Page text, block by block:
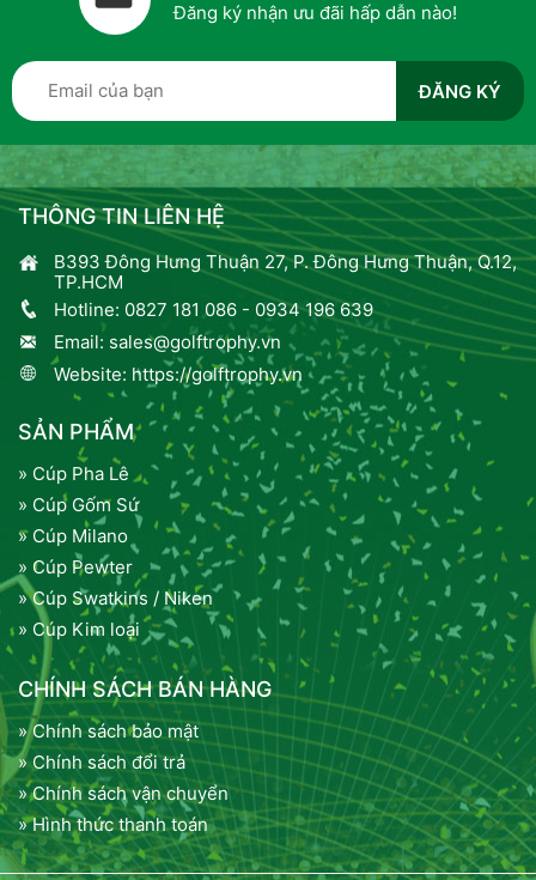
Đăng ký nhận ưu đãi hấp dẫn nào!
THÔNG TIN LIÊN HỆ
B393 Đông Hưng Thuận 27, P. Đông Hưng Thuận, Q.12,
TP.HCM
Hotline: 0827 181 086 - 0934 196 639
Email: sales@golftrophy.vn
Website: https://golftrophy.vn
SẢN PHẨM
» Cúp Pha Lê
» Cúp Gốm Sứ
» Cúp Milano
» Cúp Pewter
» Cúp Swatkins / Niken
» Cúp Kim loại
CHÍNH SÁCH BÁN HÀNG
» Chính sách bảo mật
» Chính sách đổi trả
» Chính sách vận chuyển
» Hình thức thanh toán